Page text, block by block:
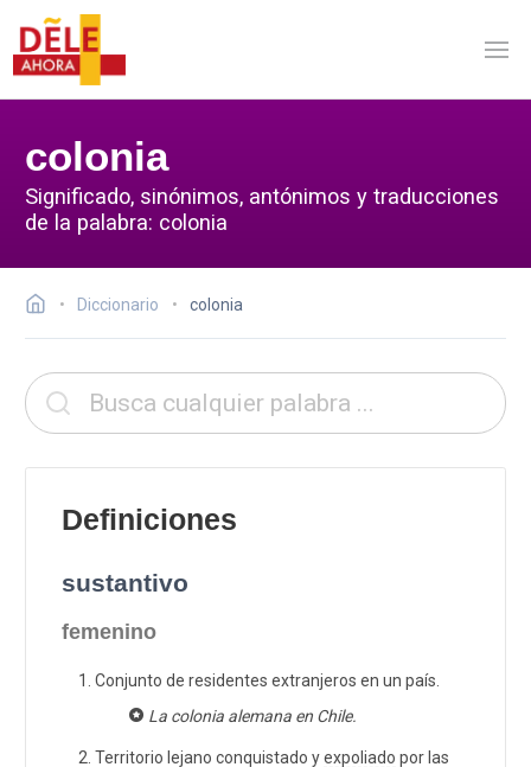
colonia
Significado, sinónimos, antónimos y traducciones
de la palabra: colonia
Diccionario colonia
Definiciones
sustantivo
femenino
Conjunto de residentes extranjeros en un país.
La colonia alemana en Chile.
Territorio lejano conquistado yexpoliado por las